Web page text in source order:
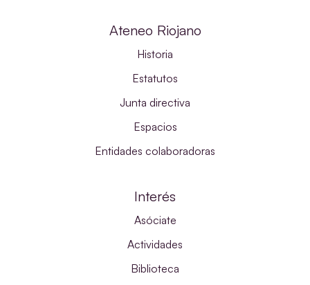
Ateneo Riojano
Historia
Estatutos
Junta directiva
Espacios
Entidades colaboradoras
Interés
Asóciate
Actividades
Biblioteca